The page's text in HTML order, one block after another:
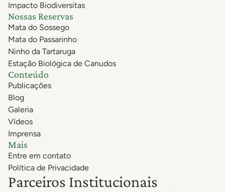
Impacto Biodiversitas
Nossas Reservas
Mata do Sossego
Mata do Passarinho
Ninho da Tartaruga
Estação Biológica de Canudos
Parceiros Institucionais
Conteúdo
Publicações
Blog
Galeria
Vídeos
Imprensa
Mais
Entre em contato
Política de Privacidade